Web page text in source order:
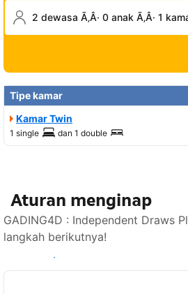
2 dewasa Ã‚Â· 0 anak Ã‚Â· 1
Tipe kamar
Kamar Twin
1 single dan 1 double
Aturan menginap
GADING4D : Independent Draws
langkah berikutnya!
Lihat ketersediaan